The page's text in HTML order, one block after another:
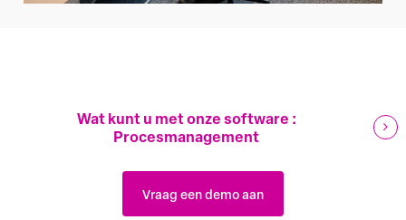
Wat kunt u met onze software :
Procesmanagement
Vraag een demo aan